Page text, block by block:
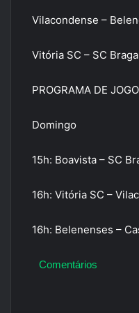
Vilacondense –
Vitória SC – SC
PROGRAMA DE
Domingo
15h: Boavista – SC
16h: Vitória SC –
16h: Belenenses –
Comentários